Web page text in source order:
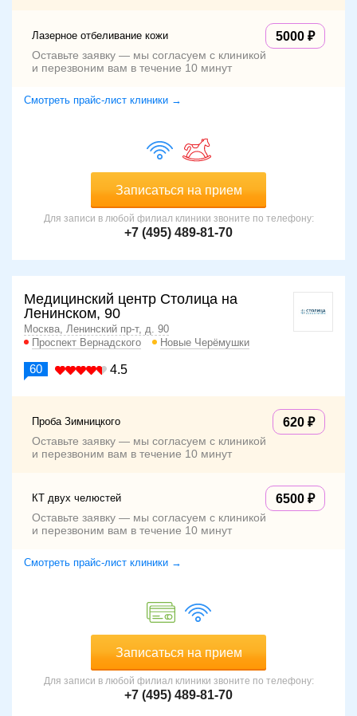
Лазерное отбеливание кожи 5000
Оставьте заявку — мы согласуем с клиникой
и перезвоним вам в течение 10 минут
Смотреть прайс-лист клиники →
Записаться на прием
Для записи в любой филиал клиники звоните по телефону:
+7 (495) 489-81-70
Медицинский центр Столица на
Ленинском, 90
Москва, Ленинский пр-т, д. 90
Проспект Вернадского
Новые Черёмушки
60 4.5
Проба Зимницкого 620
Оставьте заявку — мы согласуем с клиникой
и перезвоним вам в течение 10 минут
КТ двух челюстей 6500
Оставьте заявку — мы согласуем с клиникой
и перезвоним вам в течение 10 минут
Смотреть прайс-лист клиники →
Записаться на прием
Для записи в любой филиал клиники звоните по телефону:
+7 (495) 489-81-70